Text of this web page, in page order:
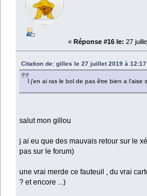
« Réponse #16 le: 27
Citation de: gilles le 27 juillet 2019 à
l j'en ai ras le bol de pas être bien a l'aise
salut mon gillou
j ai eu que des mauvais retour sur le
pas sur le forum)
une vrai merde ce fauteuil , du vrai
? et encore ...)